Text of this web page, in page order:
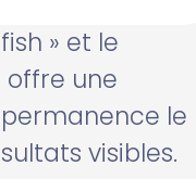
» et le
offre une
le
visibles.